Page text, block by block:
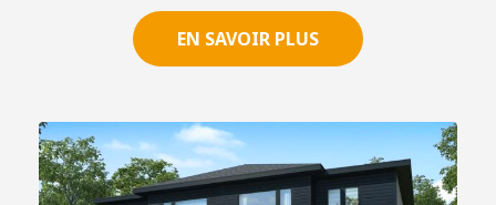
EN SAVOIR PLUS